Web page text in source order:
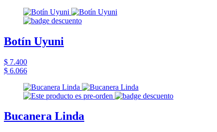
Botín Uyuni
$ 7.400
$ 6.066
Bucanera Linda